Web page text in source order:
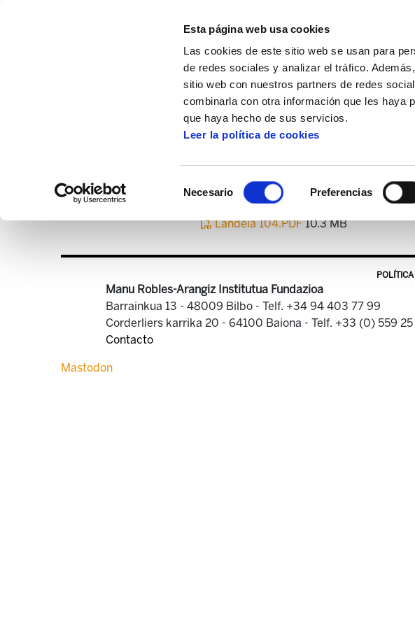
Esta página web usa cookies
Las cookies de este sitio web se usan para
de redes sociales y analizar el tráfico.
sitio web con nuestros partners de redes
combinarla con otra información que les haya
que haya hecho de sus servicios.
Leer la política de cookies
Necesario Preferencias
Centro de documentación Landeia Landeia 104
Landeia 104.PDF10.3 MB
Manu Robles-Arangiz Institutua Fundazioa
Barrainkua 13 - 48009 Bilbo - Telf. +34 94 403 77 99
Corderliers karrika 20 - 64100 Baiona - Telf. +33 (0) 559
Contacto
Mastodon